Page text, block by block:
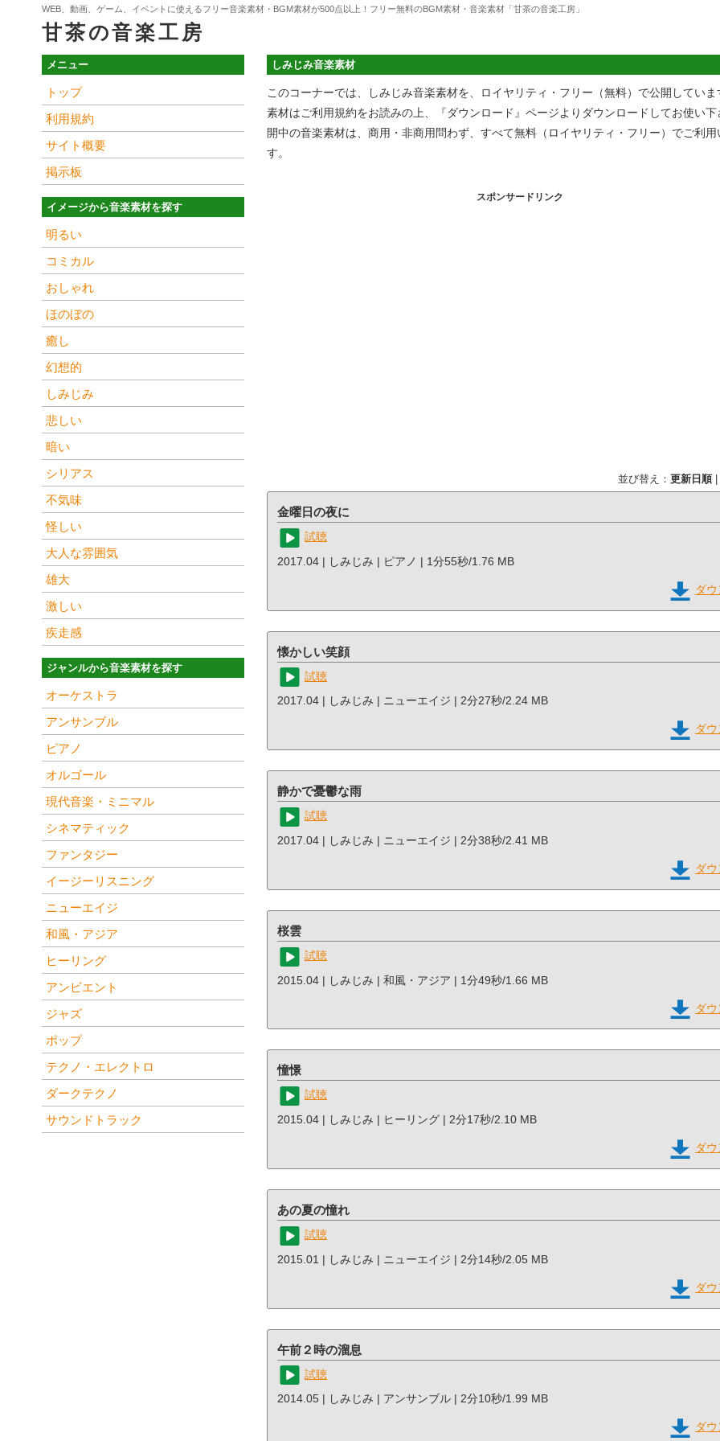
WEB、動画、ゲーム、イベントに使えるフリー音楽素材・BGM素材が500点以上！フリー無料のBGM素材・音楽素材「甘茶の音楽工房」
甘茶の音楽工房
メニュー
トップ
利用規約
サイト概要
掲示板
イメージから音楽素材を探す
明るい
コミカル
おしゃれ
ほのぼの
癒し
幻想的
しみじみ
悲しい
暗い
シリアス
不気味
怪しい
大人な雰囲気
雄大
激しい
疾走感
ジャンルから音楽素材を探す
オーケストラ
アンサンブル
ピアノ
オルゴール
現代音楽・ミニマル
シネマティック
ファンタジー
イージーリスニング
ニューエイジ
和風・アジア
ヒーリング
アンビエント
ジャズ
ポップ
テクノ・エレクトロ
ダークテクノ
サウンドトラック
しみじみ音楽素材
このコーナーでは、しみじみ音楽素材を、ロイヤリティ・フリー（無料）で公開していま
素材はご利用規約をお読みの上、『ダウンロード』ページよりダウンロードしてお使い下
開中の音楽素材は、商用・非商用問わず、すべて無料（ロイヤリティ・フリー）でご利用
す。
スポンサードリンク
並び替え： 更新日順|
金曜日の夜に
試聴
2017.04 | しみじみ | ピアノ | 1分55秒/1.76 MB
ダ
懐かしい笑顔
試聴
2017.04 | しみじみ | ニューエイジ | 2分27秒/2.24 MB
ダ
静かで憂鬱な雨
試聴
2017.04 | しみじみ | ニューエイジ | 2分38秒/2.41 MB
ダ
桜雲
試聴
2015.04 | しみじみ | 和風・アジア | 1分49秒/1.66 MB
ダ
憧憬
試聴
2015.04 | しみじみ | ヒーリング | 2分17秒/2.10 MB
ダ
あの夏の憧れ
試聴
2015.01 | しみじみ | ニューエイジ | 2分14秒/2.05 MB
ダ
午前２時の溜息
試聴
2014.05 | しみじみ | アンサンブル | 2分10秒/1.99 MB
ダ